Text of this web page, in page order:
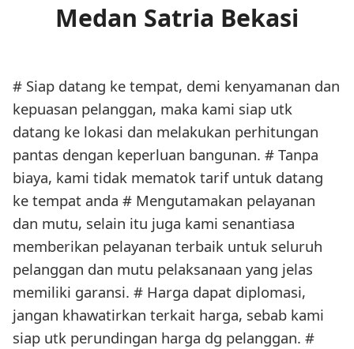
Medan Satria Bekasi
# Siap datang ke tempat, demi kenyamanan dan
kepuasan pelanggan, maka kami siap utk
datang ke lokasi dan melakukan perhitungan
pantas dengan keperluan bangunan. # Tanpa
biaya, kami tidak mematok tarif untuk datang
ke tempat anda # Mengutamakan pelayanan
dan mutu, selain itu juga kami senantiasa
memberikan pelayanan terbaik untuk seluruh
pelanggan dan mutu pelaksanaan yang jelas
memiliki garansi. # Harga dapat diplomasi,
jangan khawatirkan terkait harga, sebab kami
siap utk perundingan harga dg pelanggan. #